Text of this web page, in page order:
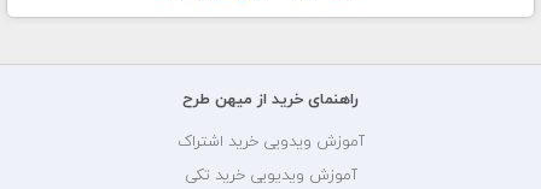
راهنمای خرید از میهن طرح
آموزش ویدویی خرید اشتراک
آموزش ویدیویی خرید تکی